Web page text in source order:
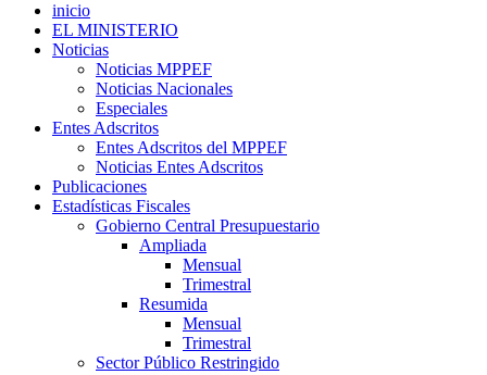
inicio
EL MINISTERIO
Noticias
Noticias MPPEF
Noticias Nacionales
Especiales
Entes Adscritos
Entes Adscritos del MPPEF
Noticias Entes Adscritos
Publicaciones
Estadísticas Fiscales
Gobierno Central Presupuestario
Ampliada
Mensual
Trimestral
Resumida
Mensual
Trimestral
Sector Público Restringido